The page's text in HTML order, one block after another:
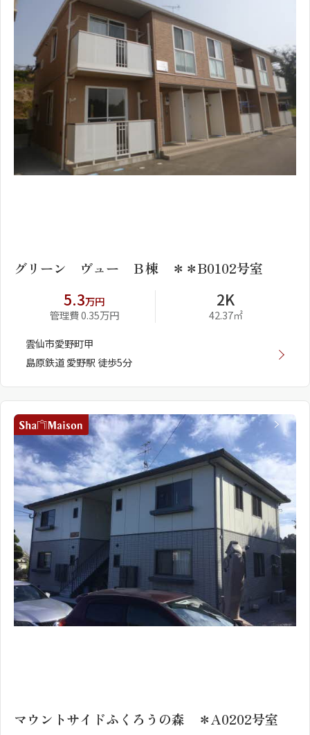
グリーン ヴュー Ｂ棟 ＊＊B0102号室
5.3万円
管理費 0.35万円
2K
42.37㎡
雲仙市愛野町甲
島原鉄道 愛野駅 徒歩5分
マウントサイドふくろうの森 ＊A0202号室